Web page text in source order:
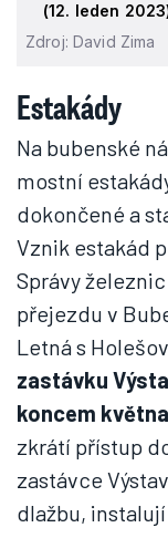
(12. leden
Zdroj: David Zima
Estakády
Na bubenské
mostní
dokončené a
Vznik estakád
Správy
přejezdu v
Letná s
zastávku
koncem
zkrátí přístup
zastávce
dlažbu,